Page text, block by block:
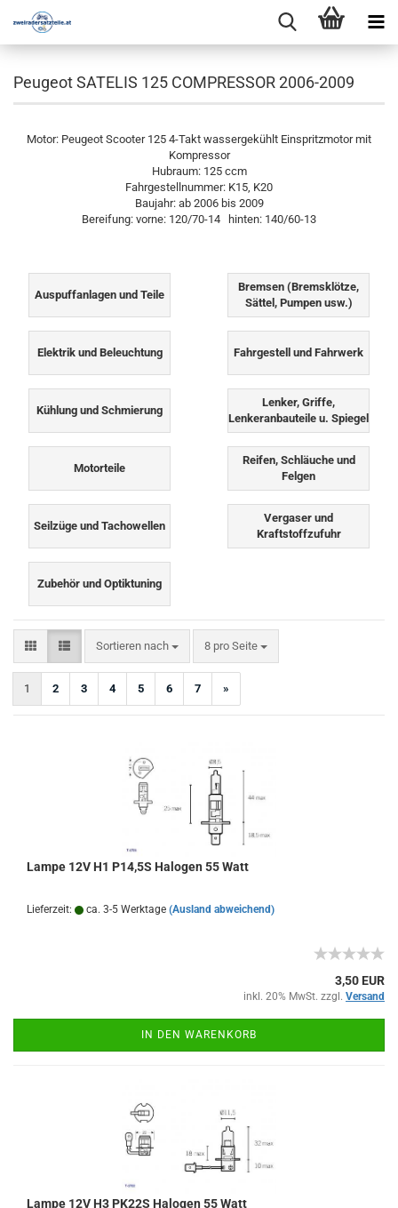
Peugeot SATELIS 125 COMPRESSOR 2006-2009
Motor: Peugeot Scooter 125 4-Takt wassergekühlt Einspritzmotor mit
Kompressor
Hubraum: 125 ccm
Fahrgestellnummer: K15, K20
Baujahr: ab 2006 bis 2009
Bereifung: vorne: 120/70-14 hinten: 140/60-13
Auspuffanlagen und Teile
Bremsen (Bremsklötze,
Sättel, Pumpen usw.)
Elektrik und Beleuchtung Fahrgestell und Fahrwerk
Kühlung und Schmierung
Lenker, Griffe,
Lenkeranbauteile u. Spiegel
Motorteile
Reifen, Schläuche und
Felgen
Seilzüge und Tachowellen
Vergaser und
Kraftstoffzufuhr
Zubehör und Optiktuning
Sortieren nach
Sortieren nach 8 pro Seite
pro Seite
1 2 3 4 5 6 7 »
Lampe 12V H1 P14,5S Halogen 55 Watt
Lieferzeit: ca. 3-5 Werktage (Ausland abweichend)
3,50 EUR
inkl. 20% MwSt. zzgl. Versand
IN DEN WARENKORB
Lampe 12V H3 PK22S Halogen 55 Watt